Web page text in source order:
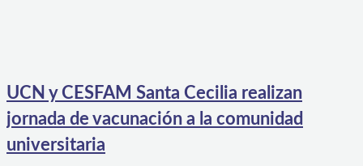
UCN y CESFAM Santa Cecilia realizan
jornada de vacunación a la comunidad
universitaria